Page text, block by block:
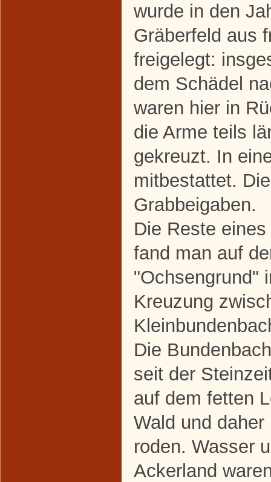
wurde in den
Gräberfeld aus
freigelegt:
dem Schädel
waren hier in
die Arme teils
gekreuzt. In
mitbestattet.
Grabbeigaben.
Die Reste
fand man auf
"Ochsengrund"
Kreuzung
Die
seit der
auf dem fetten
Wald und
roden. Wasser
Ackerland